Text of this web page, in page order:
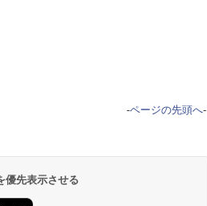
-ページの先頭へ-
優先表示させる